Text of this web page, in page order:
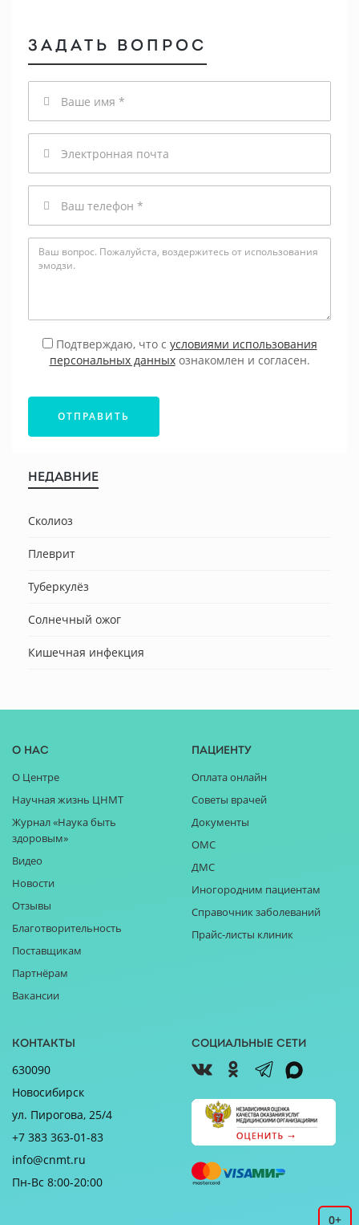
ЗАДАТЬ ВОПРОС
Подтверждаю, что с условиями использования
персональных данныхознакомлен и согласен.
ОТПРАВИТЬ
НЕДАВНИЕ
Сколиоз
Плеврит
Туберкулёз
Солнечный ожог
Кишечная инфекция
О нас
О Центре
Научная жизнь ЦНМТ
Журнал «Наука быть
здоровым»
Видео
Новости
Отзывы
Благотворительность
Поставщикам
Партнёрам
Вакансии
Пациенту
Оплата онлайн
Советы врачей
Документы
ОМС
ДМС
Иногородним пациентам
Справочник заболеваний
Прайс-листы клиник
Контакты
630090
Новосибирск
ул. Пирогова, 25/4
+7 383 363-01-83
info@cnmt.ru
Пн-Вс 8:00-20:00
Социальные сети
0+